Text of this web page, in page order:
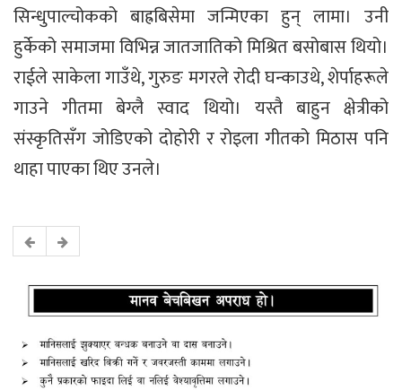
सिन्धुपाल्चोकको बाह्रबिसेमा जन्मिएका हुन् लामा। उनी
हुर्केको समाजमा विभिन्न जातजातिको मिश्रित बसोबास थियो।
राईले साकेला गाउँथे, गुरुङ मगरले रोदी घन्काउथे, शेर्पाहरूले
गाउने गीतमा बेग्लै स्वाद थियो। यस्तै बाहुन क्षेत्रीको
संस्कृतिसँग जोडिएको दोहोरी र रोइला गीतको मिठास पनि
थाहा पाएका थिए उनले।